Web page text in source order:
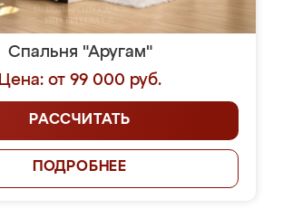
Спальня "Аругам"
Цена: от 99 000 руб.
РАССЧИТАТЬ
ПОДРОБНЕЕ